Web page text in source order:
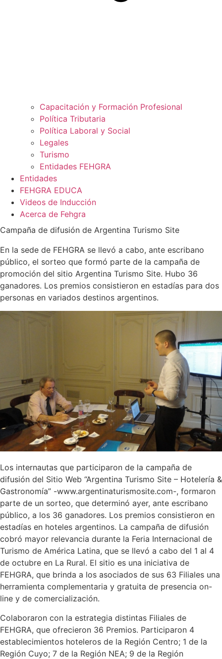
Capacitación y Formación Profesional
Política Tributaria
Política Laboral y Social
Legales
Turismo
Entidades FEHGRA
Entidades
FEHGRA EDUCA
Videos de Inducción
Acerca de Fehgra
Campaña de difusión de Argentina Turismo Site
En la sede de FEHGRA se llevó a cabo, ante escribano
público, el sorteo que formó parte de la campaña de
promoción del sitio Argentina Turismo Site. Hubo 36
ganadores. Los premios consistieron en estadías para dos
personas en variados destinos argentinos.
Los internautas que participaron de la campaña de
difusión del Sitio Web “Argentina Turismo Site – Hotelería &
Gastronomía” -www.argentinaturismosite.com-, formaron
parte de un sorteo, que determinó ayer, ante escribano
público, a los 36 ganadores. Los premios consistieron en
estadías en hoteles argentinos. La campaña de difusión
cobró mayor relevancia durante la Feria Internacional de
Turismo de América Latina, que se llevó a cabo del 1 al 4
de octubre en La Rural. El sitio es una iniciativa de
FEHGRA, que brinda a los asociados de sus 63 Filiales una
herramienta complementaria y gratuita de presencia on-
line y de comercialización.
Colaboraron con la estrategia distintas Filiales de
FEHGRA, que ofrecieron 36 Premios. Participaron 4
establecimientos hoteleros de la Región Centro; 1 de la
Región Cuyo; 7 de la Región NEA; 9 de la Región